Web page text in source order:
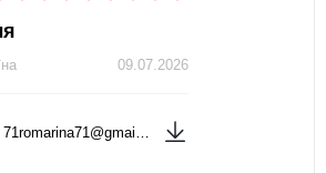
09.07.2026
71romarina71@gmail.com